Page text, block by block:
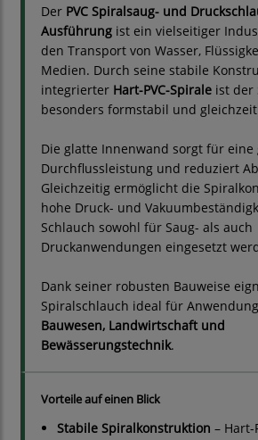
Der PVC Spiralsaug- und
Ausführung ist ein vielseitiger
den Transport von Wasser,
Medien. Durch seine stabile
integrierter Hart-PVC-Spirale ist der
besonders formstabil und
Die glatte Innenwand sorgt für eine
Durchflussleistung und reduziert
Gleichzeitig ermöglicht die
hohe Druck- und
Schlauch sowohl für Saug- als auch
Druckanwendungen eingesetzt
Dank seiner robusten Bauweise
Spiralschlauch ideal für
Bauwesen, Landwirtschaft und
Bewässerungstechnik.
Vorteile auf einen Blick
Stabile Spiralkonstruktion – Hart-